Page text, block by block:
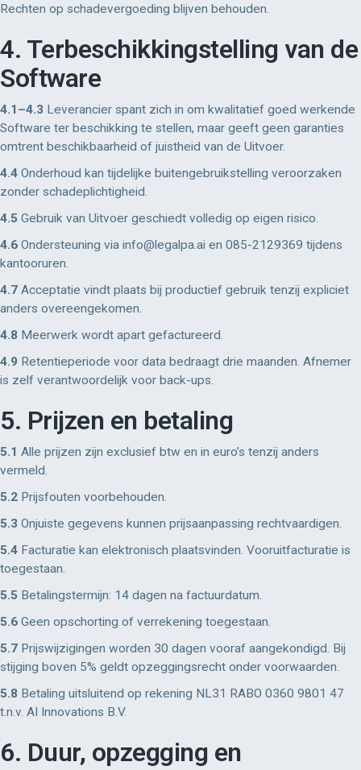
Rechten op schadevergoeding blijven behouden.
4. Terbeschikkingstelling van de
Software
4.1–4.3 Leverancier spant zich in om kwalitatief goed werkende
Software ter beschikking te stellen, maar geeft geen garanties
omtrent beschikbaarheid of juistheid van de Uitvoer.
4.4 Onderhoud kan tijdelijke buitengebruikstelling veroorzaken
zonder schadeplichtigheid.
4.5 Gebruik van Uitvoer geschiedt volledig op eigen risico.
4.6 Ondersteuning via info@legalpa.ai en 085-2129369 tijdens
kantooruren.
4.7 Acceptatie vindt plaats bij productief gebruik tenzij expliciet
anders overeengekomen.
4.8 Meerwerk wordt apart gefactureerd.
4.9 Retentieperiode voor data bedraagt drie maanden. Afnemer
is zelf verantwoordelijk voor back-ups.
5. Prijzen en betaling
5.1 Alle prijzen zijn exclusief btw en in euro’s tenzij anders
vermeld.
5.2 Prijsfouten voorbehouden.
5.3 Onjuiste gegevens kunnen prijsaanpassing rechtvaardigen.
5.4 Facturatie kan elektronisch plaatsvinden. Vooruitfacturatie is
toegestaan.
5.5 Betalingstermijn: 14 dagen na factuurdatum.
5.6 Geen opschorting of verrekening toegestaan.
5.7 Prijswijzigingen worden 30 dagen vooraf aangekondigd. Bij
stijging boven 5% geldt opzeggingsrecht onder voorwaarden.
5.8 Betaling uitsluitend op rekening NL31 RABO 0360 9801 47
t.n.v. AI Innovations B.V.
6. Duur, opzegging en